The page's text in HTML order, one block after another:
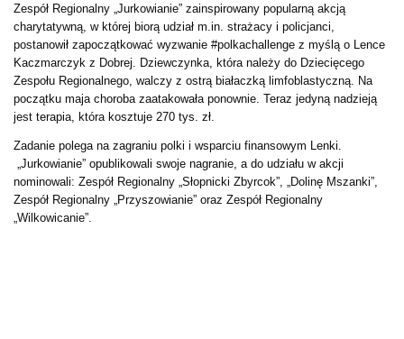
Zespół Regionalny „Jurkowianie” zainspirowany popularną akcją
charytatywną, w której biorą udział m.in. strażacy i policjanci,
postanowił zapoczątkować wyzwanie #polkachallenge z myślą o Lence
Kaczmarczyk z Dobrej. Dziewczynka, która należy do Dziecięcego
Zespołu Regionalnego, walczy z ostrą białaczką limfoblastyczną. Na
początku maja choroba zaatakowała ponownie. Teraz jedyną nadzieją
jest terapia, która kosztuje 270 tys. zł.
Zadanie polega na zagraniu polki i wsparciu finansowym Lenki.
„Jurkowianie” opublikowali swoje nagranie, a do udziału w akcji
nominowali: Zespół Regionalny „Słopnicki Zbyrcok”, „Dolinę Mszanki”,
Zespół Regionalny „Przyszowianie” oraz Zespół Regionalny
„Wilkowicanie”.